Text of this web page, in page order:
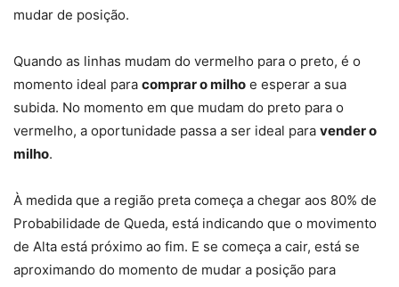
mudar de posição.
Quando as linhas mudam do vermelho para o preto, é o
momento ideal para comprar o milho e esperar a sua
subida. No momento em que mudam do preto para o
vermelho, a oportunidade passa a ser ideal para vender o
milho.
À medida que a região preta começa a chegar aos 80% de
Probabilidade de Queda, está indicando que o movimento
de Alta está próximo ao fim. E se começa a cair, está se
aproximando do momento de mudar a posição para